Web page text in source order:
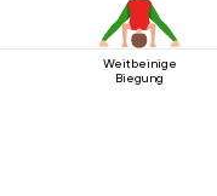
Weitbeinige
Biegung